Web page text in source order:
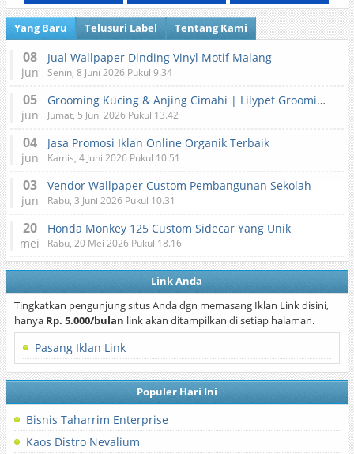
Yang Baru Telusuri Label Tentang Kami
08
jun
Jual Wallpaper Dinding Vinyl Motif Malang
Senin, 8 Juni 2026 Pukul 9.34
05
jun
Grooming Kucing & Anjing Cimahi | Lilypet Grooming & Pet Hotel
Jumat, 5 Juni 2026 Pukul 13.42
04
jun
Jasa Promosi Iklan Online Organik Terbaik
Kamis, 4 Juni 2026 Pukul 10.51
03
jun
Vendor Wallpaper Custom Pembangunan Sekolah
Rabu, 3 Juni 2026 Pukul 10.31
20
mei
Honda Monkey 125 Custom Sidecar Yang Unik
Rabu, 20 Mei 2026 Pukul 18.16
Link Anda
Tingkatkan pengunjung situs Anda dgn memasang Iklan Link disini,
hanya Rp. 5.000/bulan link akan ditampilkan di setiap halaman.
Pasang Iklan Link
Populer Hari Ini
Bisnis Taharrim Enterprise
Kaos Distro Nevalium